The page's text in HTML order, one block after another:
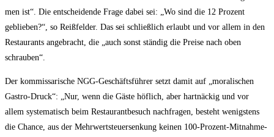
men ist“. Die ent­schei­den­de Fra­ge dabei sei: „Wo sind die 12 Pro­zent
geblie­ben?“, so Reiß­fel­der. Das sei schließ­lich erlaubt und vor allem in den
Restau­rants ange­bracht, die „auch sonst stän­dig die Prei­se nach oben
schrauben“.
Der kom­mis­sa­ri­sche NGG-Geschäfts­füh­rer setzt damit auf „mora­li­schen
Gas­tro-Druck“: „Nur, wenn die Gäs­te höf­lich, aber hart­nä­ckig und vor
allem sys­te­ma­tisch beim Restau­rant­be­such nach­fra­gen, besteht wenigs­tens
die Chan­ce, aus der Mehr­wert­steu­er­sen­kung kei­nen 100-Pro­zent-Mit­nah­me­